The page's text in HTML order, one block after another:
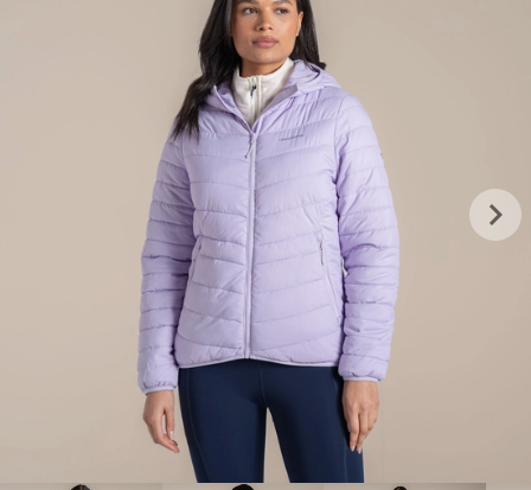
keyboard_arrow_right